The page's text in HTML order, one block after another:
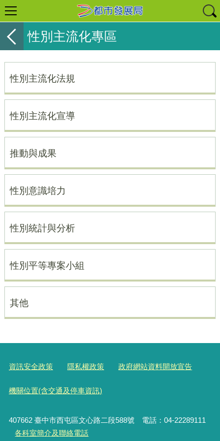
性別主流化專區
性別主流化法規
性別主流化宣導
推動與成果
性別意識培力
性別統計與分析
性別平等專案小組
其他
資訊安全政策 隱私權政策 政府網站資料開放宣告
機關位置(含交通及停車資訊)
407662 臺中市西屯區文心路二段588號 電話：04-22289111
各科室簡介及聯絡電話